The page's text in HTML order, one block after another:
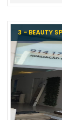
3 - BEAUTY